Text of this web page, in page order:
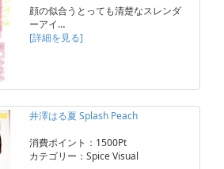
顔の似合うとっても清楚なスレンダ
ーアイ…
[詳細を見る]
井澤はる夏 Splash Peach
消費ポイント：1500Pt
カテゴリー：Spice Visual